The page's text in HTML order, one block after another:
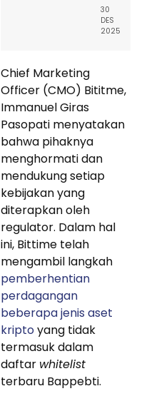
30
DES
2025
Chief Marketing
Officer (CMO) Bititme,
Immanuel Giras
Pasopati menyatakan
bahwa pihaknya
menghormati dan
mendukung setiap
kebijakan yang
diterapkan oleh
regulator. Dalam hal
ini, Bittime telah
mengambil langkah
pemberhentian
perdagangan
beberapa jenis aset
kriptoyang tidak
termasuk dalam
daftar whitelist
terbaru Bappebti.